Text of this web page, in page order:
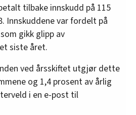
tilbake innskudd på 115
Innskuddene var fordelt på
gikk glipp av
siste året.
ved årsskiftet utgjør dette
og 1,4 prosent av årlig
i en e-post til